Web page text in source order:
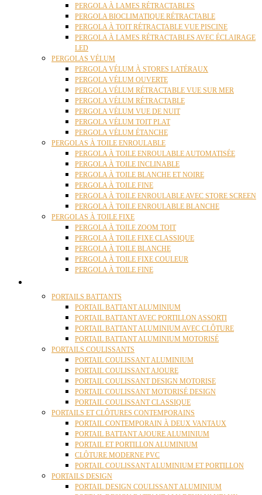
PERGOLA À LAMES RÉTRACTABLES
PERGOLA BIOCLIMATIQUE RÉTRACTABLE
PERGOLA À TOIT RÉTRACTABLE VUE PISCINE
PERGOLA À LAMES RÉTRACTABLES AVEC ÉCLAIRAGE
LED
PERGOLAS VÉLUM
PERGOLA VÉLUM À STORES LATÉRAUX
PERGOLA VÉLUM OUVERTE
PERGOLA VÉLUM RÉTRACTABLE VUE SUR MER
PERGOLA VÉLUM RÉTRACTABLE
PERGOLA VÉLUM VUE DE NUIT
PERGOLA VÉLUM TOIT PLAT
PERGOLA VÉLUM ÉTANCHE
PERGOLAS À TOILE ENROULABLE
PERGOLA À TOILE ENROULABLE AUTOMATISÉE
PERGOLA À TOILE INCLINABLE
PERGOLA À TOILE BLANCHE ET NOIRE
PERGOLA À TOILE FINE
PERGOLA À TOILE ENROULABLE AVEC STORE SCREEN
PERGOLA À TOILE ENROULABLE BLANCHE
PERGOLAS À TOILE FIXE
PERGOLA À TOILE ZOOM TOIT
PERGOLA À TOILE FIXE CLASSIQUE
PERGOLA À TOILE BLANCHE
PERGOLA À TOILE FIXE COULEUR
PERGOLA À TOILE FINE
PORTAILS BATTANTS
PORTAIL BATTANT ALUMINIUM
PORTAIL BATTANT AVEC PORTILLON ASSORTI
PORTAIL BATTANT ALUMINIUM AVEC CLÔTURE
PORTAIL BATTANT ALUMINIUM MOTORISÉ
PORTAILS COULISSANTS
PORTAIL COULISSANT ALUMINIUM
PORTAIL COULISSANT AJOURE
PORTAIL COULISSANT DESIGN MOTORISE
PORTAIL COULISSANT MOTORISÉ DESIGN
PORTAIL COULISSANT CLASSIQUE
PORTAILS ET CLÔTURES CONTEMPORAINS
PORTAIL CONTEMPORAIN À DEUX VANTAUX
PORTAIL BATTANT AJOURE ALUMINIUM
PORTAIL ET PORTILLON ALUMINIUM
CLÔTURE MODERNE PVC
PORTAIL COULISSANT ALUMINIUM ET PORTILLON
PORTAILS DESIGN
PORTAIL DESIGN COULISSANT ALUMINIUM